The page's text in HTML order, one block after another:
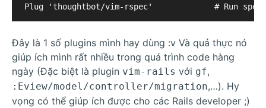
Đây là 1 số plugins mình hay dùng :v Và quả thực nó
giúp ích mình rất nhiều trong quá trình code hàng
ngày (Đặc biệt là plugin vim-rails với gf,
:Eview/model/controller/migration,…). Hy
vọng có thể giúp ích được cho các Rails developer ;)